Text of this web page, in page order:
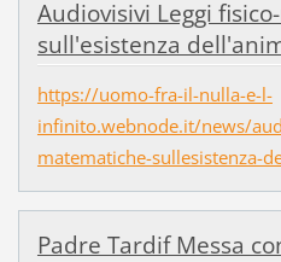
Audiovisivi Leggi
sull'esistenza
https://uomo-fra-il-nulla-e-l-
infinito.webnode.it/news/
matematiche-sullesistenza-
Padre Tardif Messa